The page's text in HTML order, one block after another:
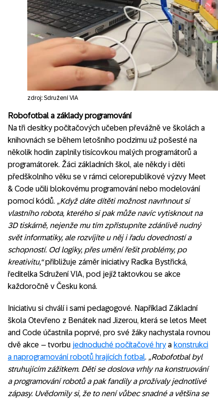
zdroj: Sdružení VIA
Robofotbal a základy programování
Na tři desítky počítačových učeben převážně ve školách a
knihovnách se během letošního podzimu už pošesté na
několik hodin zaplnily tisícovkou malých programátorů a
programátorek. Žáci základních škol, ale někdy i děti
předškolního věku se v rámci celorepublikové výzvy Meet
& Code učili blokovému programování nebo modelování
pomocí kódů. „Když dáte dítěti možnost navrhnout si
vlastního robota, kterého si pak může navíc vytisknout na
3D tiskárně, nejenže mu tím zpřístupníte zdánlivě nudný
svět informatiky, ale rozvíjíte u něj i řadu dovedností a
schopností. Od logiky, přes umění řešit problémy, po
kreativitu,“přibližuje záměr iniciativy Radka Bystřická,
ředitelka Sdružení VIA, pod jejíž taktovkou se akce
každoročně v Česku koná.
Iniciativu si chválí i sami pedagogové. Například Základní
škola Otevřeno z Benátek nad Jizerou, která se letos Meet
and Code účastnila poprvé, pro své žáky nachystala rovnou
dvě akce – tvorbu jednoduché počítačové hrya konstrukci
a naprogramování robotů hrajících fotbal. „Robofotbal byl
struhujícím zážitkem. Děti se doslova vrhly na konstruování
a programování robotů a pak fandily a prožívaly jednotlivé
zápasy. Uvědomily si, že to není vůbec snadné a většina se